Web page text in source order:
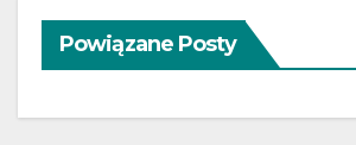
Powiązane Posty